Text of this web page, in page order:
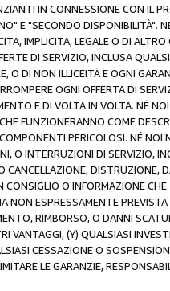
IN CONNESSIONE CON IL
E "SECONDO DISPONIBILITÀ".
IMPLICITA, LEGALE O DI
DI SERVIZIO, INCLUSA
O DI NON ILLICEITÀ E OGNI
OGNI OFFERTA DI
E DI VOLTA IN VOLTA. NÉ
FUNZIONERANNO COME
PERICOLOSI. NÉ
O INTERRUZIONI DI SERVIZIO,
CANCELLAZIONE,
O INFORMAZIONE
NON ESPRESSAMENTE
RIMBORSO, O DANNI
VANTAGGI, (Y) QUALSIASI
CESSAZIONE O
LE GARANZIE,